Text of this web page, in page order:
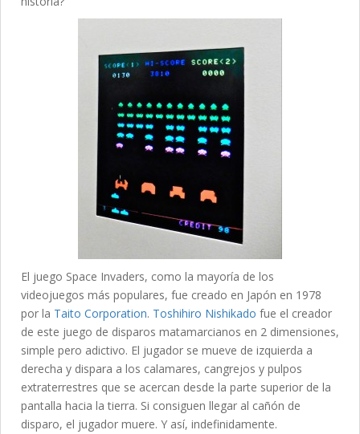
El juego Space Invaders, como la mayoría de los
videojuegos más populares, fue creado en Japón en 1978
por la Taito Corporation. Toshihiro Nishikado fue el creador
de este juego de disparos matamarcianos en 2 dimensiones,
simple pero adictivo. El jugador se mueve de izquierda a
derecha y dispara a los calamares, cangrejos y pulpos
extraterrestres que se acercan desde la parte superior de la
pantalla hacia la tierra. Si consiguen llegar al cañón de
disparo, el jugador muere. Y así, indefinidamente.